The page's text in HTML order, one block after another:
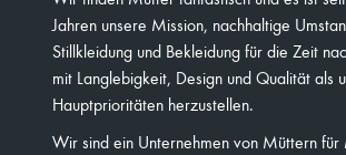
Jahren unsere Mission, nachhaltige
Stillkleidung und Bekleidung für die Zeit
mit Langlebigkeit, Design und Qualität als
Hauptprioritäten herzustellen.
Wir sind ein Unternehmen von Müttern